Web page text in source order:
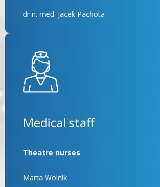
dr n. med. Jacek Pachota
Medical staff
Theatre nurses
Marta Wolnik